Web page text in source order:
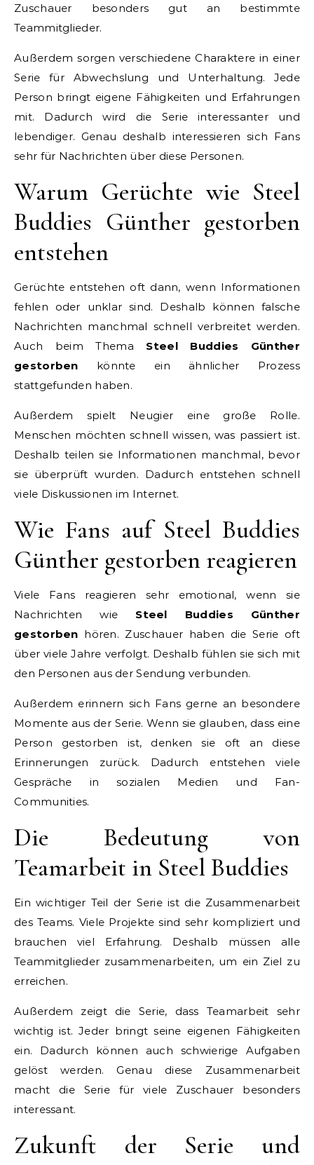
Zuschauer besonders gut an bestimmte
Teammitglieder.
Außerdem sorgen verschiedene Charaktere in einer
Serie für Abwechslung und Unterhaltung. Jede
Person bringt eigene Fähigkeiten und Erfahrungen
mit. Dadurch wird die Serie interessanter und
lebendiger. Genau deshalb interessieren sich Fans
sehr für Nachrichten über diese Personen.
Warum Gerüchte wie Steel
Buddies Günther gestorben
entstehen
Gerüchte entstehen oft dann, wenn Informationen
fehlen oder unklar sind. Deshalb können falsche
Nachrichten manchmal schnell verbreitet werden.
Auch beim Thema Steel Buddies Günther
gestorben könnte ein ähnlicher Prozess
stattgefunden haben.
Außerdem spielt Neugier eine große Rolle.
Menschen möchten schnell wissen, was passiert ist.
Deshalb teilen sie Informationen manchmal, bevor
sie überprüft wurden. Dadurch entstehen schnell
viele Diskussionen im Internet.
Wie Fans auf Steel Buddies
Günther gestorben reagieren
Viele Fans reagieren sehr emotional, wenn sie
Nachrichten wie Steel Buddies Günther
gestorben hören. Zuschauer haben die Serie oft
über viele Jahre verfolgt. Deshalb fühlen sie sich mit
den Personen aus der Sendung verbunden.
Außerdem erinnern sich Fans gerne an besondere
Momente aus der Serie. Wenn sie glauben, dass eine
Person gestorben ist, denken sie oft an diese
Erinnerungen zurück. Dadurch entstehen viele
Gespräche in sozialen Medien und Fan-
Communities.
Die Bedeutung von
Teamarbeit in Steel Buddies
Ein wichtiger Teil der Serie ist die Zusammenarbeit
des Teams. Viele Projekte sind sehr kompliziert und
brauchen viel Erfahrung. Deshalb müssen alle
Teammitglieder zusammenarbeiten, um ein Ziel zu
erreichen.
Außerdem zeigt die Serie, dass Teamarbeit sehr
wichtig ist. Jeder bringt seine eigenen Fähigkeiten
ein. Dadurch können auch schwierige Aufgaben
gelöst werden. Genau diese Zusammenarbeit
macht die Serie für viele Zuschauer besonders
interessant.
Zukunft der Serie und